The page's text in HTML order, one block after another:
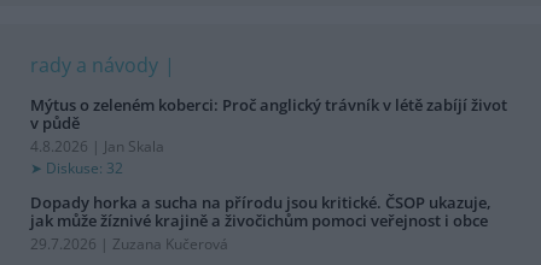
rady a návody
Mýtus o zeleném koberci: Proč anglický trávník v létě zabíjí život
v půdě
4.8.2026 | Jan Skala
Diskuse: 32
Dopady horka a sucha na přírodu jsou kritické. ČSOP ukazuje,
jak může žíznivé krajině a živočichům pomoci veřejnost i obce
29.7.2026 | Zuzana Kučerová